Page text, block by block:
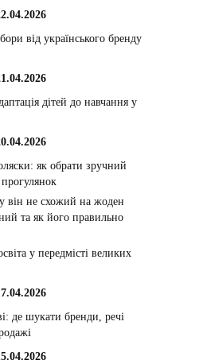
від українського бренду
дітей до навчання у
як обрати зручний
він не схожий на жоден
та як його правильно
у передмісті великих
де шукати бренди, речі